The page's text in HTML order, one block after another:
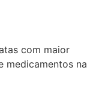
com maior
medicamentos na